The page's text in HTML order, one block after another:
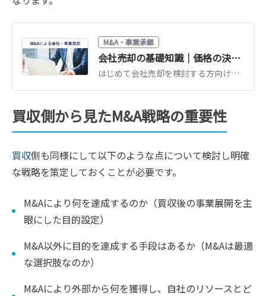
M&A・事業承継
会社売却の基礎知識｜価格の決め方・手続き・流れをわかりやすく解説
はじめて会社売却を検討する方向けに、売却価格の決め方（時価純資産＋営業利益数年分）、手続きの流れ、準備すべきことをわかりやすく解説します。
買収側から見たM&A戦略の重要性
買収側も同様にして以下のような点について検討し明確
な戦略を策定しておくことが必要です。
M&Aにより何を達成するのか（買収後の事業展開を主
眼にした目的設定）
M&A以外に目的を達成する手段はあるか（M&Aは最適
な選択肢なのか）
M&Aにより外部から何を獲得し、自社のリソースとど